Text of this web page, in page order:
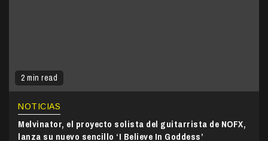
2 min read
NOTICIAS
Melvinator, el proyecto solista del guitarrista de NOFX,
lanza su nuevo sencillo ‘I Believe In Goddess’